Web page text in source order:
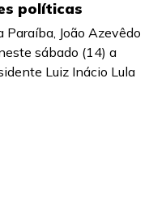
políticas
Paraíba, João Azevêdo
sábado (14) a
Luiz Inácio Lula